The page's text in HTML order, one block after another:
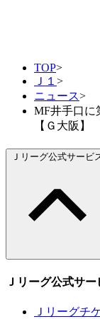
TOP>
Ｊ１ >
ニュース>
MF井手口に
【Ｇ大阪】
Ｊリーグ公式サービ
Ｊリーグ公式サー
Ｊリーグチ